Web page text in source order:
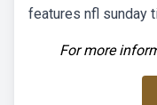
features nfl sunday
For more